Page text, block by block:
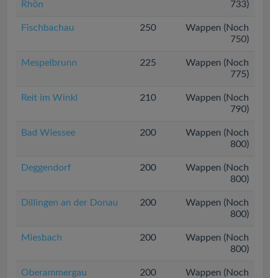
Rhön 733)
Fischbachau 250
Wappen (Noch
750)
Mespelbrunn 225
Wappen (Noch
775)
Reit im Winkl 210
Wappen (Noch
790)
Bad Wiessee 200
Wappen (Noch
800)
Deggendorf 200
Wappen (Noch
800)
Dillingen an der Donau 200
Wappen (Noch
800)
Miesbach 200
Wappen (Noch
800)
Oberammergau 200
Wappen (Noch